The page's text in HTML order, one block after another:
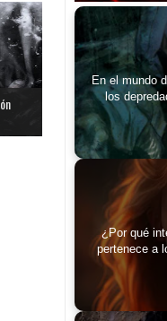
En el mundo
los
¿Por qué
pertenece a